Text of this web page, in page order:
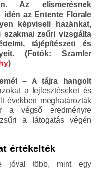
Az elismerésnek
az Entente Florale
képviseli hazánkat,
zsűri vizsgálta
tájépítészeti és
(Fotók: Szamler
)
– A tájra hangolt
a fejlesztéseket és
években meghatározták
a végső eredményre
a látogatás végén
értékelték
jóval több, mint egy